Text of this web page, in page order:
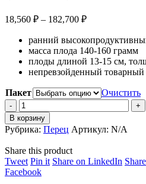
18,560 ₽ – 182,700 ₽Диапазон
18,560 ₽
–
182,700 ₽
ранний
масса плода 140-160 грамм
плоды длиной 13-15 см,
непревзойденный
Пакет
Очистить
Перец
F1
тип
Сноувайт
F1
(селекционная
новинка)
quantity
В корзину
Рубрика: Перец Артикул: N/A
Share this product
TweetShare
on
Pin itShare
Share on LinkedIn Share
FacebookShare